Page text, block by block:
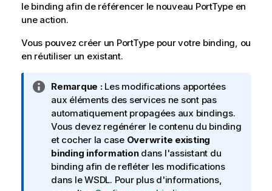
le binding afin de référencer le nouveau PortType en
une action.
Vous pouvez créer un PortType pour votre binding, ou
en réutiliser un existant.
N
o
t
e
I
n
f
o
Remarque :Les modifications apportées
aux éléments des services ne sont pas
automatiquement propagées aux bindings.
Vous devez regénérer le contenu du binding
et cocher la case Overwrite existing
binding informationdans l'assistant du
binding afin de refléter les modifications
dans le WSDL. Pour plus d'informations,